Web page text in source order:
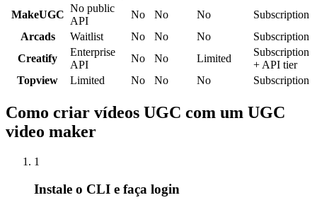
MakeUGC
No public
API
No No No
Subscription
Arcads
Waitlist No No No
Subscription
Creatify
Enterprise
API
No No Limited
Subscription
+ API tier
Topview
Limited No No No Subscription
Como criar vídeos UGC com um UGC
video maker
1
Instale o CLI e faça login